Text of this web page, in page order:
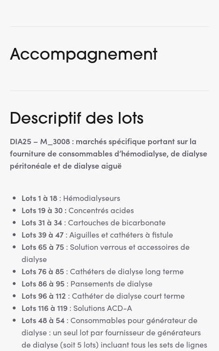
Accompagnement
Descriptif des lots
DIA25 – M_3008 : marchés spécifique portant sur la
fourniture de consommables d’hémodialyse, de dialyse
péritonéale et de dialyse aiguë
Lots 1 à 18 : Hémodialyseurs
Lots 19 à 30 :Concentrés acides
Lots 31 à 34 : Cartouches de bicarbonate
Lots 39 à 47 : Aiguilles et cathéters à fistule
Lots 65 à 75 : Solution verrous et accessoires de
dialyse
Lots 76 à 85 : Cathéters de dialyse long terme
Lots 86 à 95 : Pansements de dialyse
Lots 96 à 112 : Cathéter de dialyse court terme
Lots 116 à 119 : Solutions ACD-A
Lots 48 à 54 : Consommables pour générateur de
dialyse : un seul lot par fournisseur de générateurs
de dialyse (soit 5 lots) incluant tous les sets de lignes